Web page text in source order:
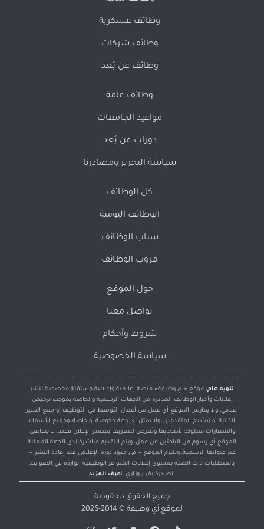
وظائف عسكرية
وظائف شركات
وظائف عن بُعد
وظائف عامة
مواعيد الجامعات
دورات عن بُعد
سياسة التحرير ومصادرنا
كل الوظائف
الوظائف اليومية
سناب الوظائف
قروب الوظائف
حول الموقع
تواصل معنا
شروط وأحكام
سياسة الخصوصية
تنويه هام: موقع «أي وظيفة» منصة إعلامية وإعلانية مستقلة مخصصة لنشر
إعلانات وأخبار الوظائف الصادرة من الجهات الرسمية والخاصة بموجب ترخيص
إعلامي، ولا يمارس الموقع أي عمل من أعمال التوسط في التوظيف أو جمع السير
الذاتية أو ترشيح المتقدمين، ولا يمثل أي جهة حكومية أو خاصة، وجميع الأسماء
والشعارات مملوكة لأصحابها وتُعرض للتعريف بمصدر الإعلان فقط. لا يتقاضى
الموقع أي رسوم من الباحثين عن عمل، ويتم التقديم مباشرة لدى الجهة المعلنة
عبر قنواتها الرسمية، ويلتزم الموقع — في حدود دوره الإعلامي عند إعادة النشر —
بالمتطلبات ذات الصلة بمحتوى إعلانات الشواغر الوظيفية الواردة في الضوابط
الصادرة بقرار وزاري. اعرف المزيد
جميع الحقوق محفوظة
لموقع أي وظيفة © 2014-2026